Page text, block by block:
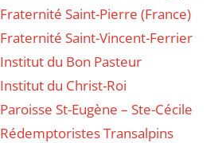
Fraternité Saint-Pierre (France)
Fraternité Saint-Vincent-Ferrier
Institut du Bon Pasteur
Institut du Christ-Roi
Paroisse St-Eugène – Ste-Cécile
Rédemptoristes Transalpins